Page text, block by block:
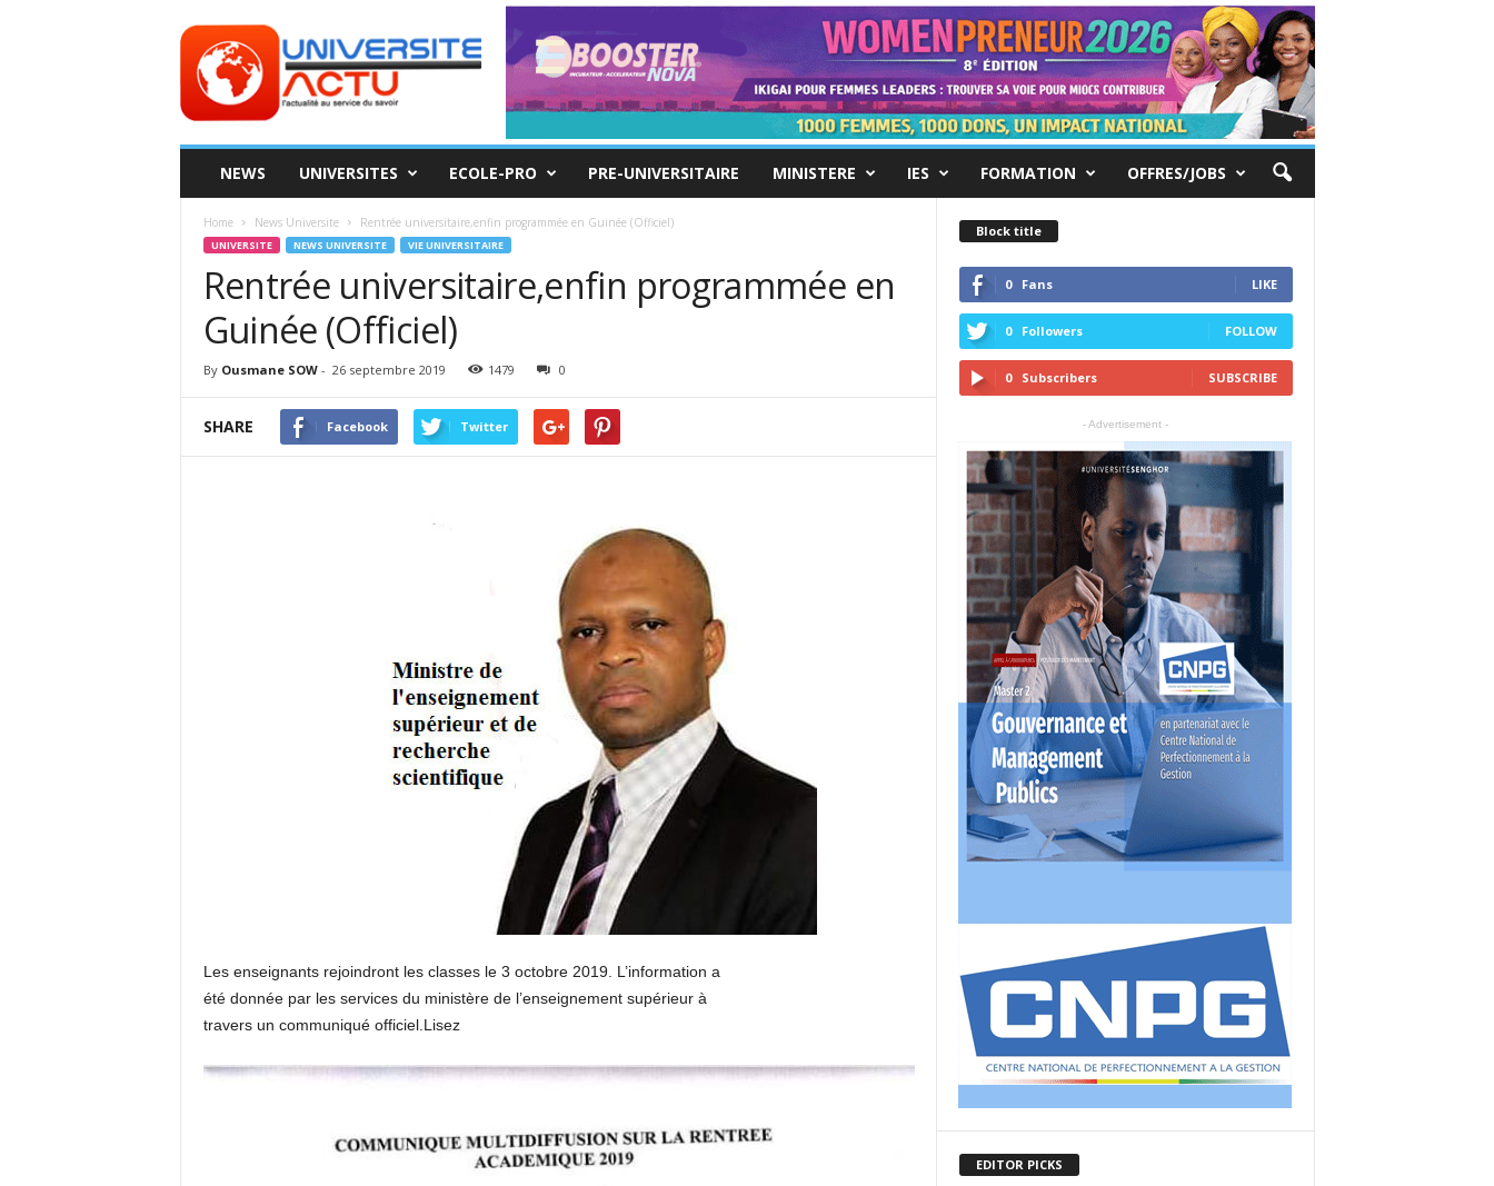
ACTU
NEWS UNIVERSITES ECOLE-PRO PRE-UNIVERSITAIRE MINISTERE IES FORMATION OFFRES/JOBS
Home News Universite Rentrée universitaire,enfin programmée en Guinée (Officiel)
UNIVERSITE NEWS UNIVERSITE VIE UNIVERSITAIRE
Rentrée universitaire,enfin programmée en
Guinée (Officiel)
By Ousmane SOW- 26 septembre 2019 1479 0
SHARE Facebook Twitter
Les enseignants rejoindront les classes le 3 octobre 2019. L’information a
été donnée par les services du ministère de l’enseignement supérieur à
travers un communiqué officiel.Lisez
Block title
0 Fans LIKE
0 Followers FOLLOW
0 Subscribers SUBSCRIBE
- Advertisement -
EDITOR PICKS